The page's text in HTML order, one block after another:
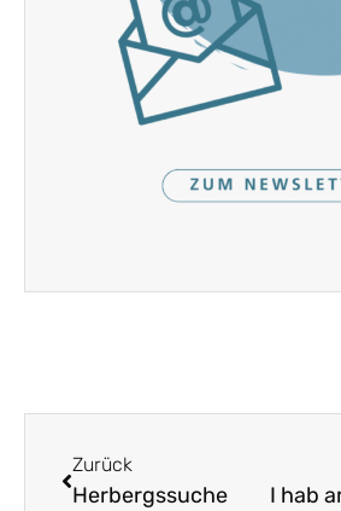
Zurück
Herbergssuche